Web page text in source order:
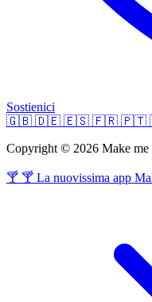
Sostienici
🇬🇧 🇩🇪 🇪🇸 🇫🇷 🇵🇹
Copyright © 2026 Make
🍸 🍸 La nuovissima app